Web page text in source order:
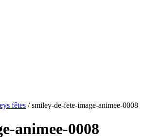
fêtes / smiley-de-fete-image-animee-0008
animee-0008